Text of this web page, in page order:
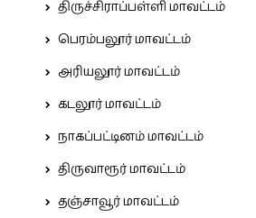
திருச்சிராப்பள்ளி மாவட்டம்
பெரம்பலூர் மாவட்டம்
அரியலூர் மாவட்டம்
கடலூர் மாவட்டம்
நாகப்பட்டினம் மாவட்டம்
திருவாரூர் மாவட்டம்
தஞ்சாவூர் மாவட்டம்